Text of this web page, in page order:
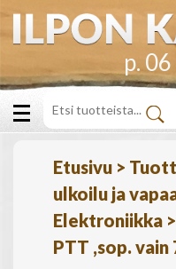
p.
Etusivu >
ulkoilu ja
Elektroniikka >
PTT ,sop.